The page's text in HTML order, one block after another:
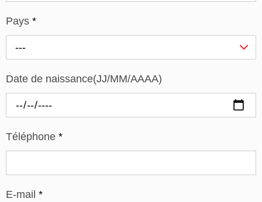
Pays *
---
Date de naissance(JJ/MM/AAAA)
Téléphone *
E-mail *